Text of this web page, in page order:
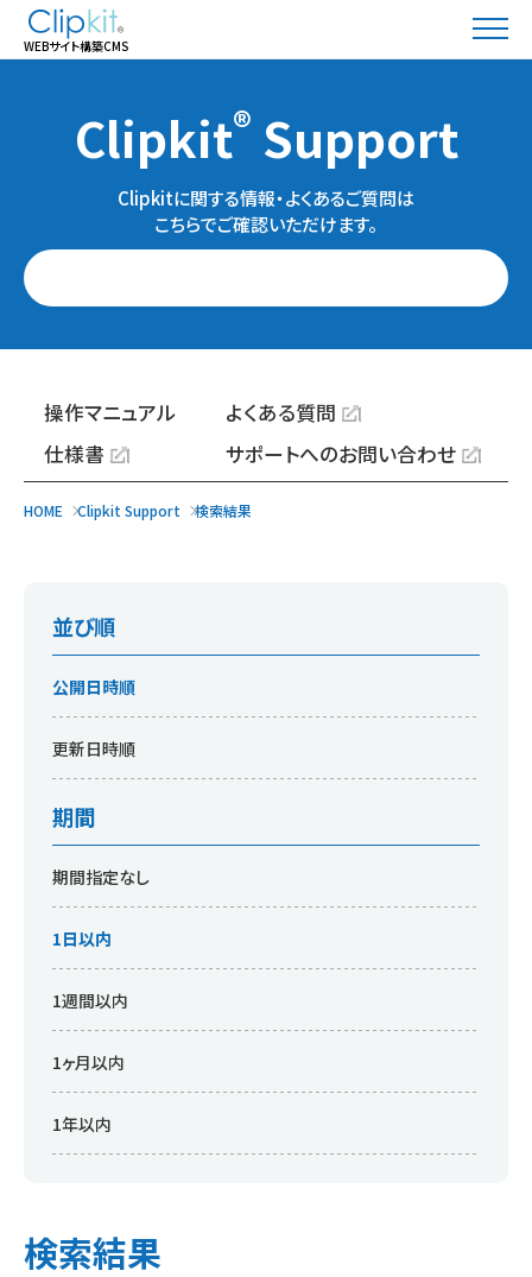
WEBサイト構築CMS
Clipkit® Support
Clipkitに関する情報・よくあるご質問は
こちらでご確認いただけます。
操作マニュアル
よくある質問
仕様書
サポートへのお問い合わせ
HOME Clipkit Support 検索結果
並び順
公開日時順
更新日時順
期間
期間指定なし
1日以内
1週間以内
1ヶ月以内
1年以内
検索結果